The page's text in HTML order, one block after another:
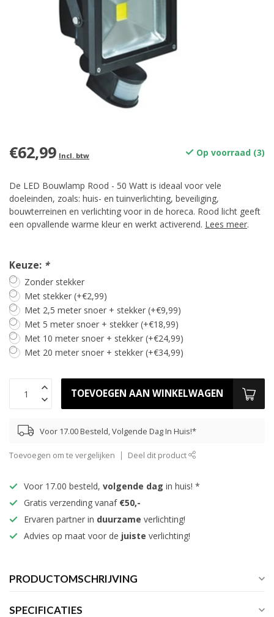
€62,99 Incl. btw Op voorraad (3)
De LED Bouwlamp Rood - 50 Watt is ideaal voor vele
doeleinden, zoals: huis- en tuinverlichting, beveiliging,
bouwterreinen en verlichting voor in de horeca. Rood licht geeft
een opvallende warme kleur en werkt activerend. Lees meer.
Keuze: *
Zonder stekker
Met stekker (+€2,99)
Met 2,5 meter snoer + stekker (+€9,99)
Met 5 meter snoer + stekker (+€18,99)
Met 10 meter snoer + stekker (+€24,99)
Met 20 meter snoer + stekker (+€34,99)
TOEVOEGEN AAN WINKELWAGEN
Voor 17.00 Besteld, Volgende Dag In Huis!*
Toevoegen om te vergelijken Deel dit product
Voor 17.00 besteld, volgende dag in huis! *
Gratis verzending vanaf €50,-
Ervaren partner in duurzame verlichting!
Advies op maat voor de juiste verlichting!
PRODUCTOMSCHRIJVING
SPECIFICATIES